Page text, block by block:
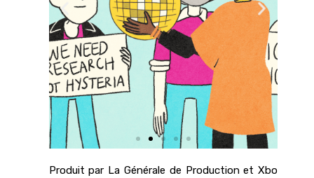
Produit par La Générale de Production et Xbo